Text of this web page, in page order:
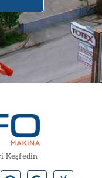
Keşfedin